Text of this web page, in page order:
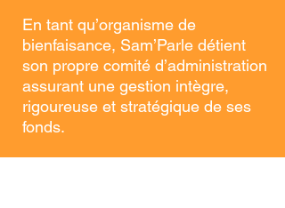
En tant qu’organisme de
bienfaisance, Sam’Parle détient
son propre comité d’administration
assurant une gestion intègre,
rigoureuse et stratégique de ses
fonds.